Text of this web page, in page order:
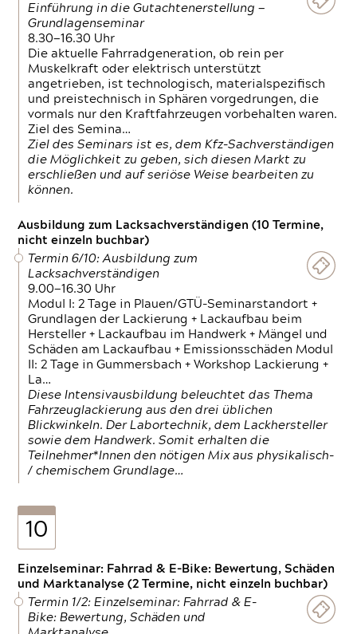
Einführung in die Gutachtenerstellung —
Grundlagenseminar
8.30—16.30 Uhr
Die aktuelle Fahrradgeneration, ob rein per
Muskelkraft oder elektrisch unterstützt
angetrieben, ist technologisch, materialspezifisch
und preistechnisch in Sphären vorgedrungen, die
vormals nur den Kraftfahrzeugen vorbehalten waren.
Ziel des Semina…
Ziel des Seminars ist es, dem Kfz-Sachverständigen
die Möglichkeit zu geben, sich diesen Markt zu
erschließen und auf seriöse Weise bearbeiten zu
können.
Ausbildung zum Lacksachverständigen (10 Termine,
nicht einzeln buchbar)
Termin 6/10: Ausbildung zum
Lacksachverständigen
9.00—16.30 Uhr
Modul I: 2 Tage in Plauen/GTÜ-Seminarstandort +
Grundlagen der Lackierung + Lackaufbau beim
Hersteller + Lackaufbau im Handwerk + Mängel und
Schäden am Lackaufbau + Emissionsschäden Modul
II: 2 Tage in Gummersbach + Workshop Lackierung +
La…
Diese Intensivausbildung beleuchtet das Thema
Fahrzeuglackierung aus den drei üblichen
Blickwinkeln. Der Labortechnik, dem Lackhersteller
sowie dem Handwerk. Somit erhalten die
Teilnehmer*Innen den nötigen Mix aus physikalisch-
/ chemischem Grundlage…
10
Einzelseminar: Fahrrad & E-Bike: Bewertung, Schäden
und Marktanalyse (2 Termine, nicht einzeln buchbar)
Termin 1/2: Einzelseminar: Fahrrad & E-
Bike: Bewertung, Schäden und